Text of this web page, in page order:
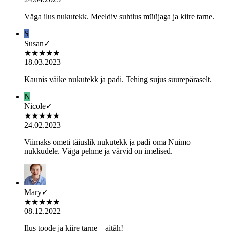
Väga ilus nukutekk. Meeldiv suhtlus müüjaga ja kiire tarne.
S
Susan✓
★★★★★
18.03.2023
Kaunis väike nukutekk ja padi. Tehing sujus suurepäraselt.
N
Nicole✓
★★★★★
24.02.2023
Viimaks ometi täiuslik nukutekk ja padi oma Nuimo
nukkudele. Väga pehme ja värvid on imelised.
Mary✓
★★★★★
08.12.2022
Ilus toode ja kiire tarne – aitäh!